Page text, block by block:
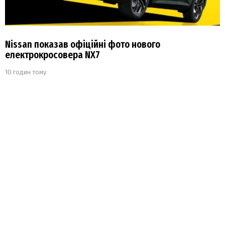
Nissan показав офіційні фото нового
електрокросовера NX7
10 годин тому